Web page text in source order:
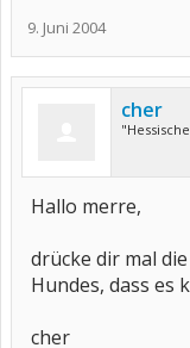
9. Juni 2004
cher
Hallo merre,
drücke dir mal
Hundes, dass es
cher